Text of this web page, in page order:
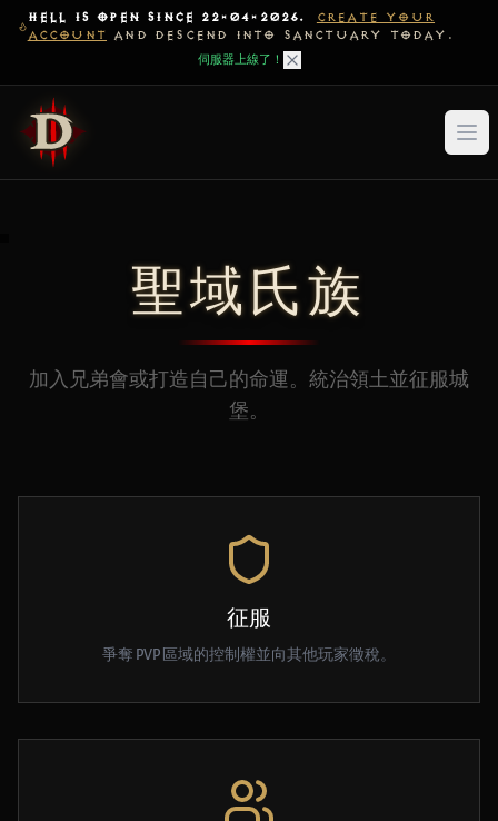
HELL IS OPEN SINCE 22-04-2026.
CREATE YOUR
ACCOUNT AND DESCEND INTO SANCTUARY TODAY.
伺服器上線了！
聖域氏族
加入兄弟會或打造自己的命運。統治領土並征服城
堡。
征服
爭奪 PVP 區域的控制權並向其他玩家徵稅。